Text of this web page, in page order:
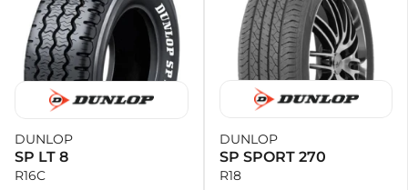
DUNLOP
SP LT 8
R16C
DUNLOP
SP SPORT 270
R18